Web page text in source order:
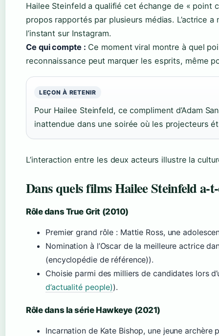
Hailee Steinfeld a qualifié cet échange de « point
propos rapportés par plusieurs médias. L’actrice
l’instant sur Instagram.
Ce qui compte : Ce moment viral montre à quel
reconnaissance peut marquer les esprits, même
LEÇON À RETENIR
Pour Hailee Steinfeld, ce compliment d’Adam
inattendue dans une soirée où les projecteurs
L’interaction entre les deux acteurs illustre la
Dans quels films Hailee Steinfeld a-
Rôle dans True Grit (2010)
Premier grand rôle : Mattie Ross, une
Nomination à l’Oscar de la meilleure actrice
(encyclopédie de référence)).
Choisie parmi des milliers de candidates lors
d’actualité people)).
Rôle dans la série Hawkeye (2021)
Incarnation de Kate Bishop, une jeune archère